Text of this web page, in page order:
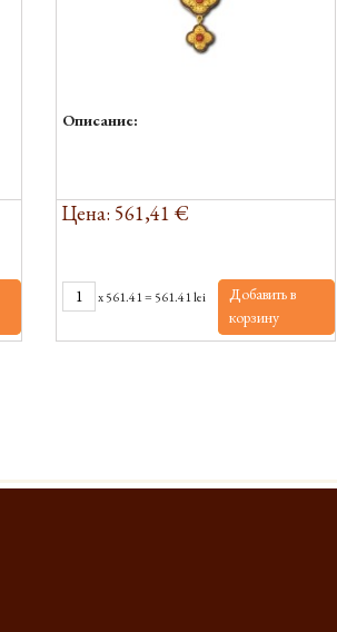
Описание:
Цена: 561,41 €
x561.41= 561.41 lei
Добавить в
корзину